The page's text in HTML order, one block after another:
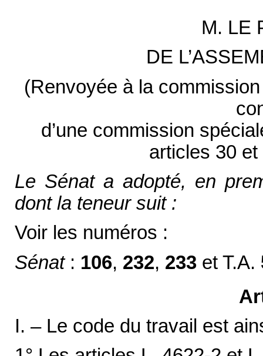
M. LE
DE
(Renvoyée à la
d’une commission
articles 30
Le Sénat a adopté, en
dont la teneur suit :
Voir les numéros :
Sénat : 106, 232, 233et T.A.
I. – Le code du travail est